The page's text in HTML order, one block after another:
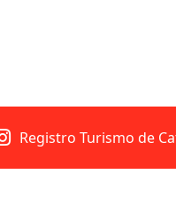
Registro Turismo de